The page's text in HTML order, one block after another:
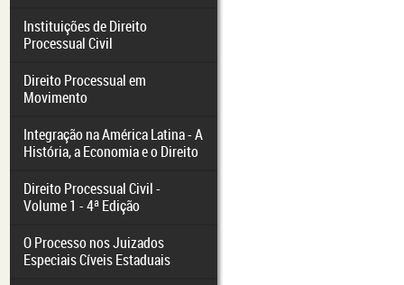
Instituições de Direito
Processual Civil
Direito Processual em
Movimento
Integração na América Latina - A
História, a Economia e o Direito
Direito Processual Civil -
Volume 1 - 4ª Edição
O Processo nos Juizados
Especiais Cíveis Estaduais